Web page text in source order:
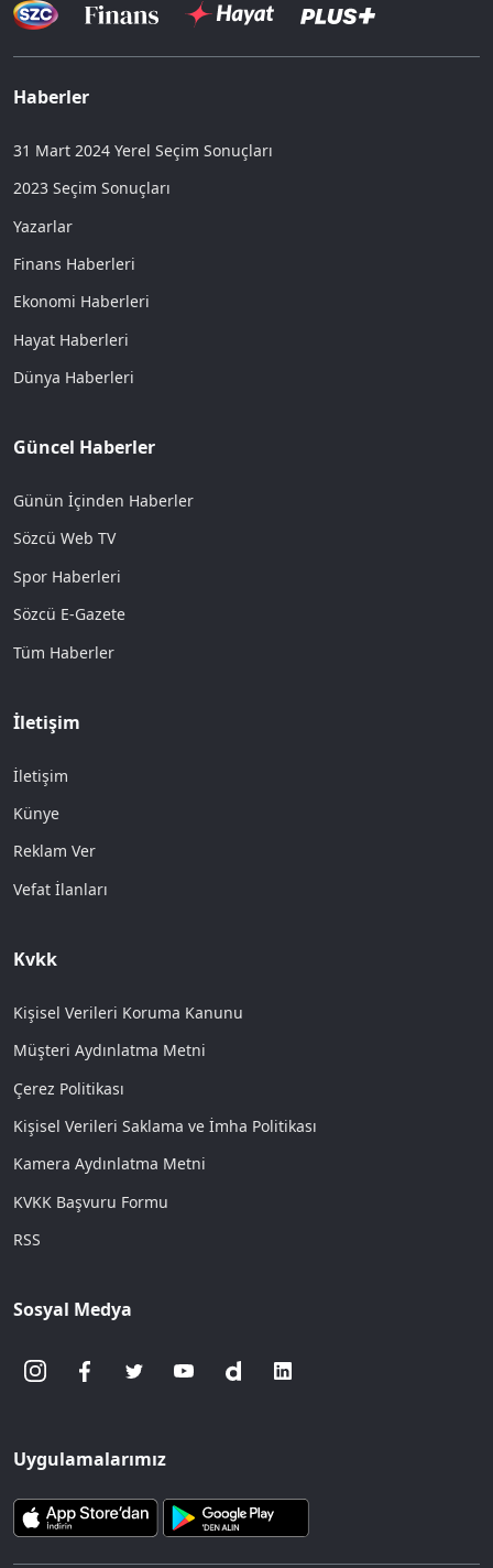
Haberler
31 Mart 2024 Yerel Seçim Sonuçları
2023 Seçim Sonuçları
Yazarlar
Finans Haberleri
Ekonomi Haberleri
Hayat Haberleri
Dünya Haberleri
Güncel Haberler
Günün İçinden Haberler
Sözcü Web TV
Spor Haberleri
Sözcü E-Gazete
Tüm Haberler
İletişim
İletişim
Künye
Reklam Ver
Vefat İlanları
Kvkk
Kişisel Verileri Koruma Kanunu
Müşteri Aydınlatma Metni
Çerez Politikası
Kişisel Verileri Saklama ve İmha Politikası
Kamera Aydınlatma Metni
KVKK Başvuru Formu
RSS
Sosyal Medya
Uygulamalarımız